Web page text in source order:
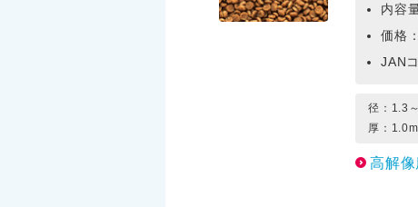
内容
価格
JAN
径：1.3
厚：
高解